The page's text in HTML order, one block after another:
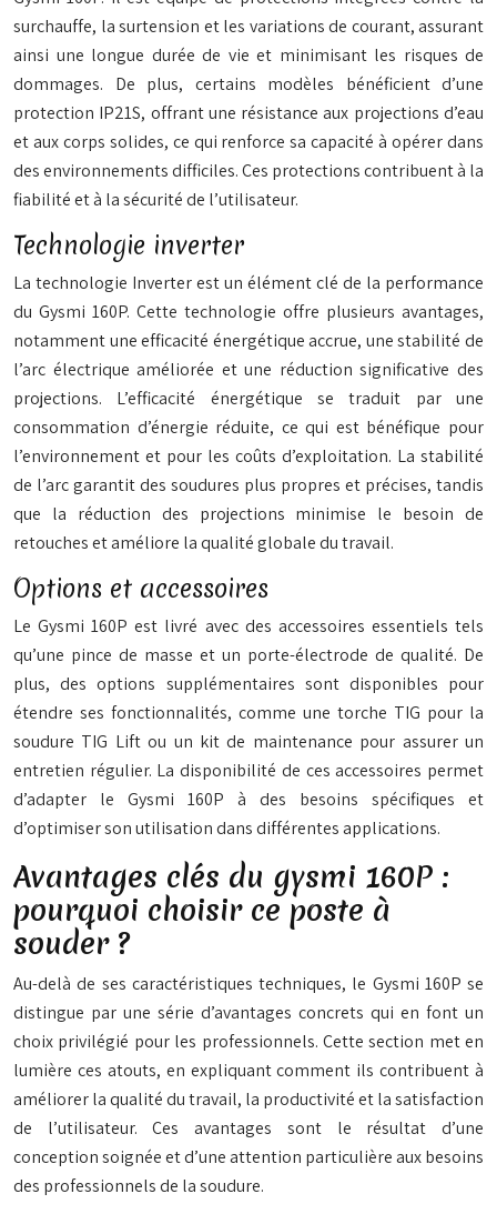
surchauffe, la surtension et les variations de courant, assurant
ainsi une longue durée de vie et minimisant les risques de
dommages. De plus, certains modèles bénéficient d’une
protection IP21S, offrant une résistance aux projections d’eau
et aux corps solides, ce qui renforce sa capacité à opérer dans
des environnements difficiles. Ces protections contribuent à la
fiabilité et à la sécurité de l’utilisateur.
Technologie inverter
La technologie Inverter est un élément clé de la performance
du Gysmi 160P. Cette technologie offre plusieurs avantages,
notamment une efficacité énergétique accrue, une stabilité de
l’arc électrique améliorée et une réduction significative des
projections. L’efficacité énergétique se traduit par une
consommation d’énergie réduite, ce qui est bénéfique pour
l’environnement et pour les coûts d’exploitation. La stabilité
de l’arc garantit des soudures plus propres et précises, tandis
que la réduction des projections minimise le besoin de
retouches et améliore la qualité globale du travail.
Options et accessoires
Le Gysmi 160P est livré avec des accessoires essentiels tels
qu’une pince de masse et un porte-électrode de qualité. De
plus, des options supplémentaires sont disponibles pour
étendre ses fonctionnalités, comme une torche TIG pour la
soudure TIG Lift ou un kit de maintenance pour assurer un
entretien régulier. La disponibilité de ces accessoires permet
d’adapter le Gysmi 160P à des besoins spécifiques et
d’optimiser son utilisation dans différentes applications.
Avantages clés du gysmi 160P :
pourquoi choisir ce poste à
souder ?
Au-delà de ses caractéristiques techniques, le Gysmi 160P se
distingue par une série d’avantages concrets qui en font un
choix privilégié pour les professionnels. Cette section met en
lumière ces atouts, en expliquant comment ils contribuent à
améliorer la qualité du travail, la productivité et la satisfaction
de l’utilisateur. Ces avantages sont le résultat d’une
conception soignée et d’une attention particulière aux besoins
des professionnels de la soudure.